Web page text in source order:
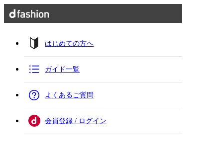
はじめての方へ
ガイド一覧
よくあるご質問
会員登録 / ログイン